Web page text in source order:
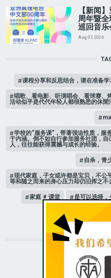
【新闻
周年暨
巡回音
Aug 07, 2026
课程分享和反思结合，请在准备学
唱歌、看电影、听演唱会、看球赛、
活动似乎是代代年轻人都很熟悉的休閒
学校的“服务课”，带著强迫性质，服
于内涵。倒不如自行参加服务社团，
人，往往能获得震撼与成长的经验。
自杀，青
现代家庭，子女或许都是宝贝，不公
等和随之而来的身心压力却仍旧挥之不
家庭 # 课堂 是可以选择，
STAY